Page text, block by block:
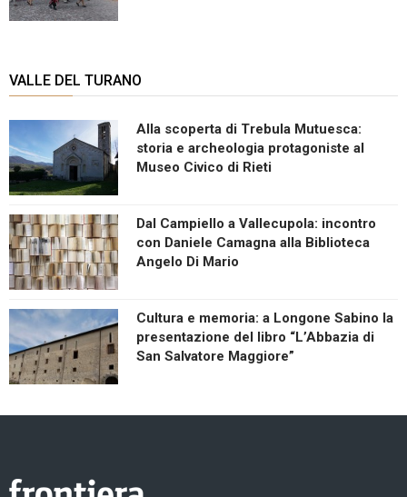
VALLE DEL TURANO
Alla scoperta di Trebula Mutuesca:
storia e archeologia protagoniste al
Museo Civico di Rieti
Dal Campiello a Vallecupola: incontro
con Daniele Camagna alla Biblioteca
Angelo Di Mario
Cultura e memoria: a Longone Sabino la
presentazione del libro “L’Abbazia di
San Salvatore Maggiore”